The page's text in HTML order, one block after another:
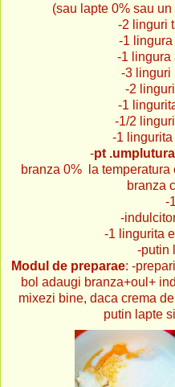
(sau lapte 0% sau
-2 linguri
-1 lingura
-1 lingura
-3 linguri
-2
-1
-1/2 lingurita
-1 lingurita
-pt
branza 0% la
branza
-
-
-1 lingurita
-putin
Modul de preparae: -prepari
bol adaugi branza+oul+
mixezi bine, daca crema
putin lapte